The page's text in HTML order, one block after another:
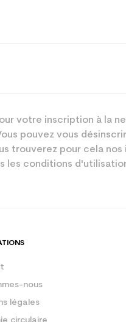
votre inscription à la
pouvez vous
trouverez pour cela
les conditions
nous
légales